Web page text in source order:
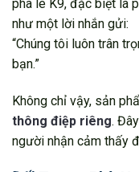
pha lê K9, đặc biệt là
như một lời nhắn gửi:
“Chúng tôi luôn trân
bạn.”
Không chỉ vậy, sản
thông điệp riêng.
người nhận cảm thấy